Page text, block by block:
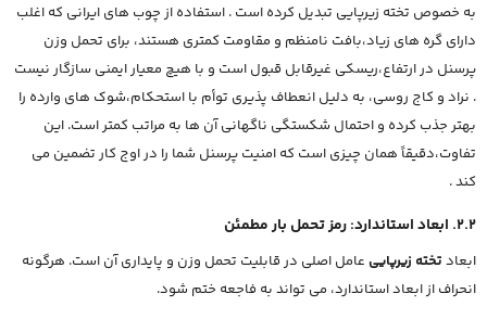
به خصوص تخته زیرپایی تبدیل کرده است . استفاده از چوب های ایرانی که اغلب
دارای گره های زیاد،بافت نامنظم و مقاومت کمتری هستند، برای تحمل وزن
پرسنل در ارتفاع،ریسکی غیرقابل قبول است و با هیچ معیار ایمنی سازگار نیست
. نراد و کاج روسی، به دلیل انعطاف پذیری توأم با استحکام،شوک های وارده را
بهتر جذب کرده و احتمال شکستگی ناگهانی آن ها به مراتب کمتر است. این
تفاوت،دقیقاً همان چیزی است که امنیت پرسنل شما را در اوج کار تضمین می
کند .
2.2. ابعاد استاندارد: رمز تحمل بار مطمئن
ابعاد تخته زیرپاییعامل اصلی در قابلیت تحمل وزن و پایداری آن است. هرگونه
انحراف از ابعاد استاندارد، می تواند به فاجعه ختم شود.